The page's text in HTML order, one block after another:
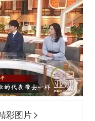
彩图片